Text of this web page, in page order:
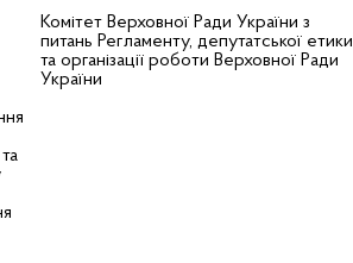
Комітет Верховної Ради України з
питань Регламенту, депутатської етики
та організації роботи Верховної Ради
України